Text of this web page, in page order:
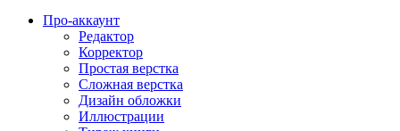
Про-аккаунт
Редактор
Корректор
Простая верстка
Сложная верстка
Дизайн обложки
Иллюстрации